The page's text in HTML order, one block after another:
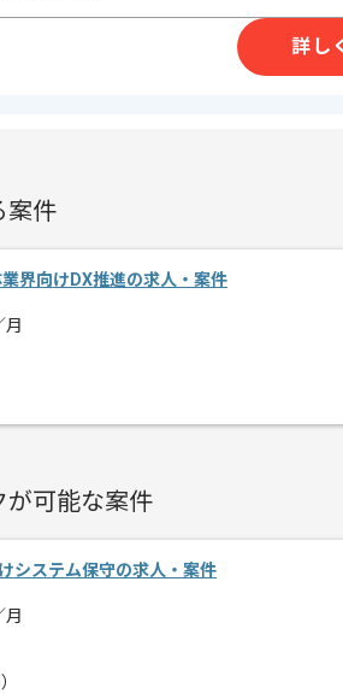
精算条件
有
140時間〜180時間
募集人数
複数案件を保有している企業ですので、
新しいアイディアや技術を積極的に導入
スキルアップされたい方、長期的に参
詳し
案件
業界向けDX推進の求人・案件
月
が可能な案件
システム保守の求人・案件
月